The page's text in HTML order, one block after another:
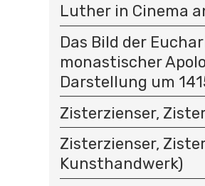
Luther in Cinema
Das Bild der
monastischer
Darstellung um
Zisterzienser,
Zisterzienser,
Kunsthandwerk)